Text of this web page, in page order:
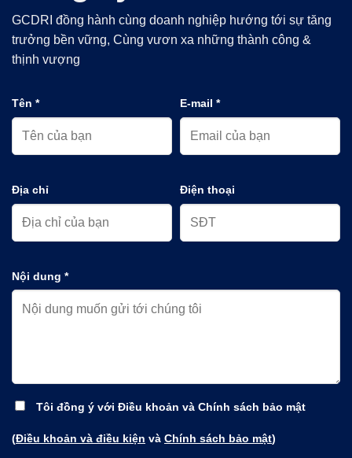
GCDRI đồng hành cùng doanh nghiệp hướng tới sự tăng
trưởng bền vững, Cùng vươn xa những thành công &
thịnh vượng
Tên * E-mail *
Địa chỉ Điện thoại
Nội dung *
Tôi đồng ý với Điều khoản và Chính sách bảo mật
(Điều khoản và điều kiện và Chính sách bảo mật)